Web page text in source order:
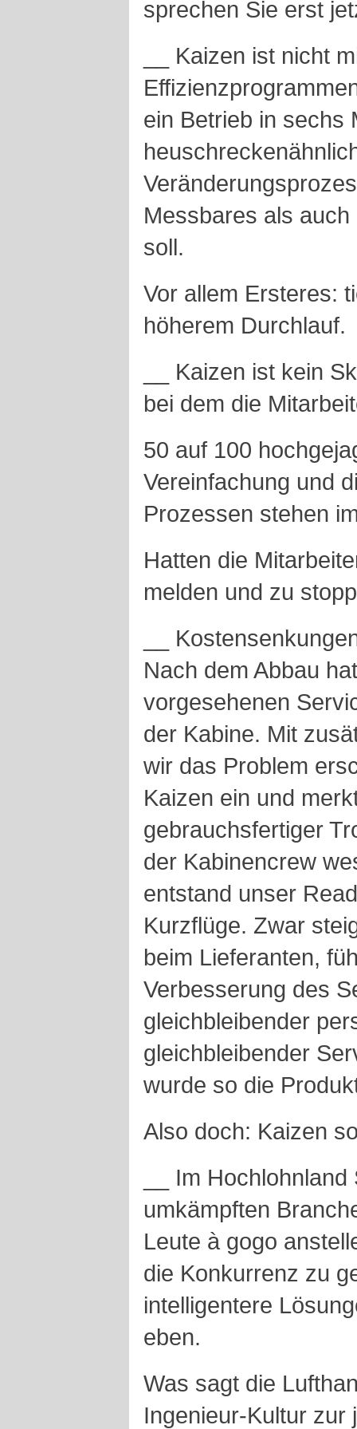
sprechen Sie erst
__ Kaizen ist nicht
ein Betrieb in sechs
Messbares als
soll.
Vor allem Ersteres:
höherem Durchlauf.
__ Kaizen ist kein
bei dem die
50 auf 100
Vereinfachung und
Prozessen stehen
Hatten die
melden und zu
__
Nach dem Abbau
vorgesehenen
der Kabine. Mit
wir das Problem
Kaizen ein und
gebrauchsfertiger
der Kabinencrew
entstand unser
Kurzflüge. Zwar
beim Lieferanten,
Verbesserung des
gleichbleibender
gleichbleibender
wurde so die
Also doch: Kaizen
__ Im
umkämpften
Leute à gogo
die Konkurrenz zu
intelligentere
eben.
Was sagt die
Ingenieur-Kultur zur